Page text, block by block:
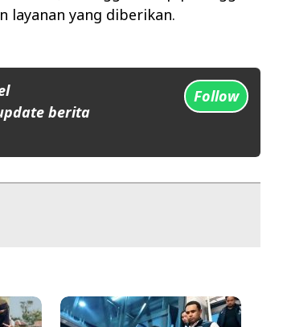
layanan yang diberikan.
berita
Follow